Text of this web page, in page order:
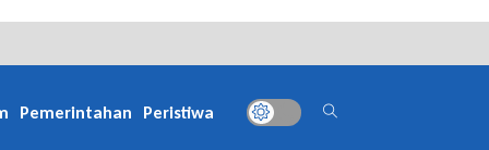
Pemerintahan Peristiwa